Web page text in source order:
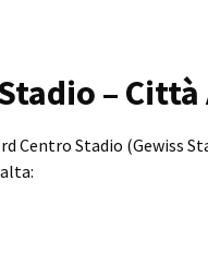
– Città
Centro Stadio (Gewiss